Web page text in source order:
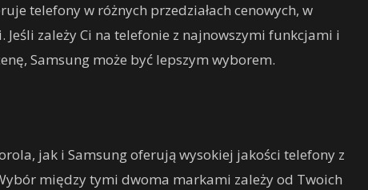
telefony w różnych przedziałach cenowych, w
zależy Ci na telefonie z najnowszymi funkcjami i
Samsung może być lepszym wyborem.
jak i Samsung oferują wysokiej jakości telefony z
między tymi dwoma markami zależy od Twoich